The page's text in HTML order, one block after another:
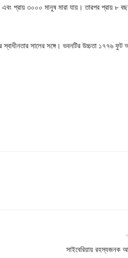
প্রায় ৩০০০ মানুষ মারা যায়। তারপর প্রায় ৮
স্বাধীনতার সালের সঙ্গে। ভবনটির উচ্চতা ১৭৭৬
সাইবেরিয়ায় রহস্যজনক